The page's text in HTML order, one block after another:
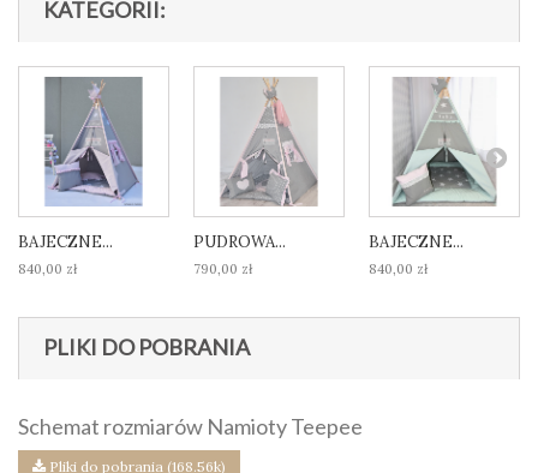
KATEGORII:
BAJECZNE...
840,00 zł
PUDROWA...
790,00 zł
BAJECZNE...
840,00 zł
PLIKI DO POBRANIA
Schemat rozmiarów Namioty Teepee
Pliki do pobrania (168.56k)